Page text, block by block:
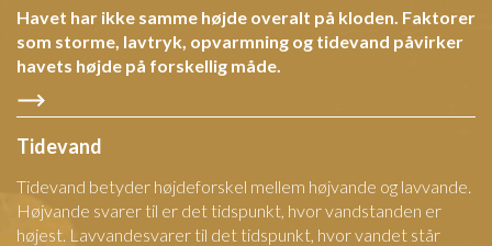
Havet har ikke samme højde overalt på kloden. Faktorer
som storme, lavtryk, opvarmning og tidevand påvirker
havets højde på forskellig måde.
Tidevand
Tidevand betyder højdeforskel mellem højvande og lavvande.
Højvande svarer til er det tidspunkt, hvor vandstanden er
højest. Lavvandesvarer til det tidspunkt, hvor vandet står